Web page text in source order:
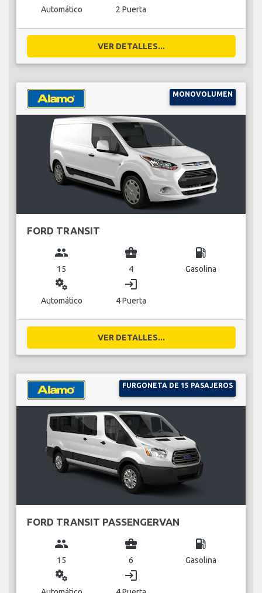
Automático 2 Puerta
VER DETALLES...
MONOVOLUMEN
FORD TRANSIT
group
15
business_center
4
local_gas_station
Gasolina
miscellaneous_services
Automático
login
4 Puerta
VER DETALLES...
FURGONETA DE 15 PASAJEROS
FORD TRANSIT PASSENGERVAN
group
15
business_center
6
local_gas_station
Gasolina
miscellaneous_services login